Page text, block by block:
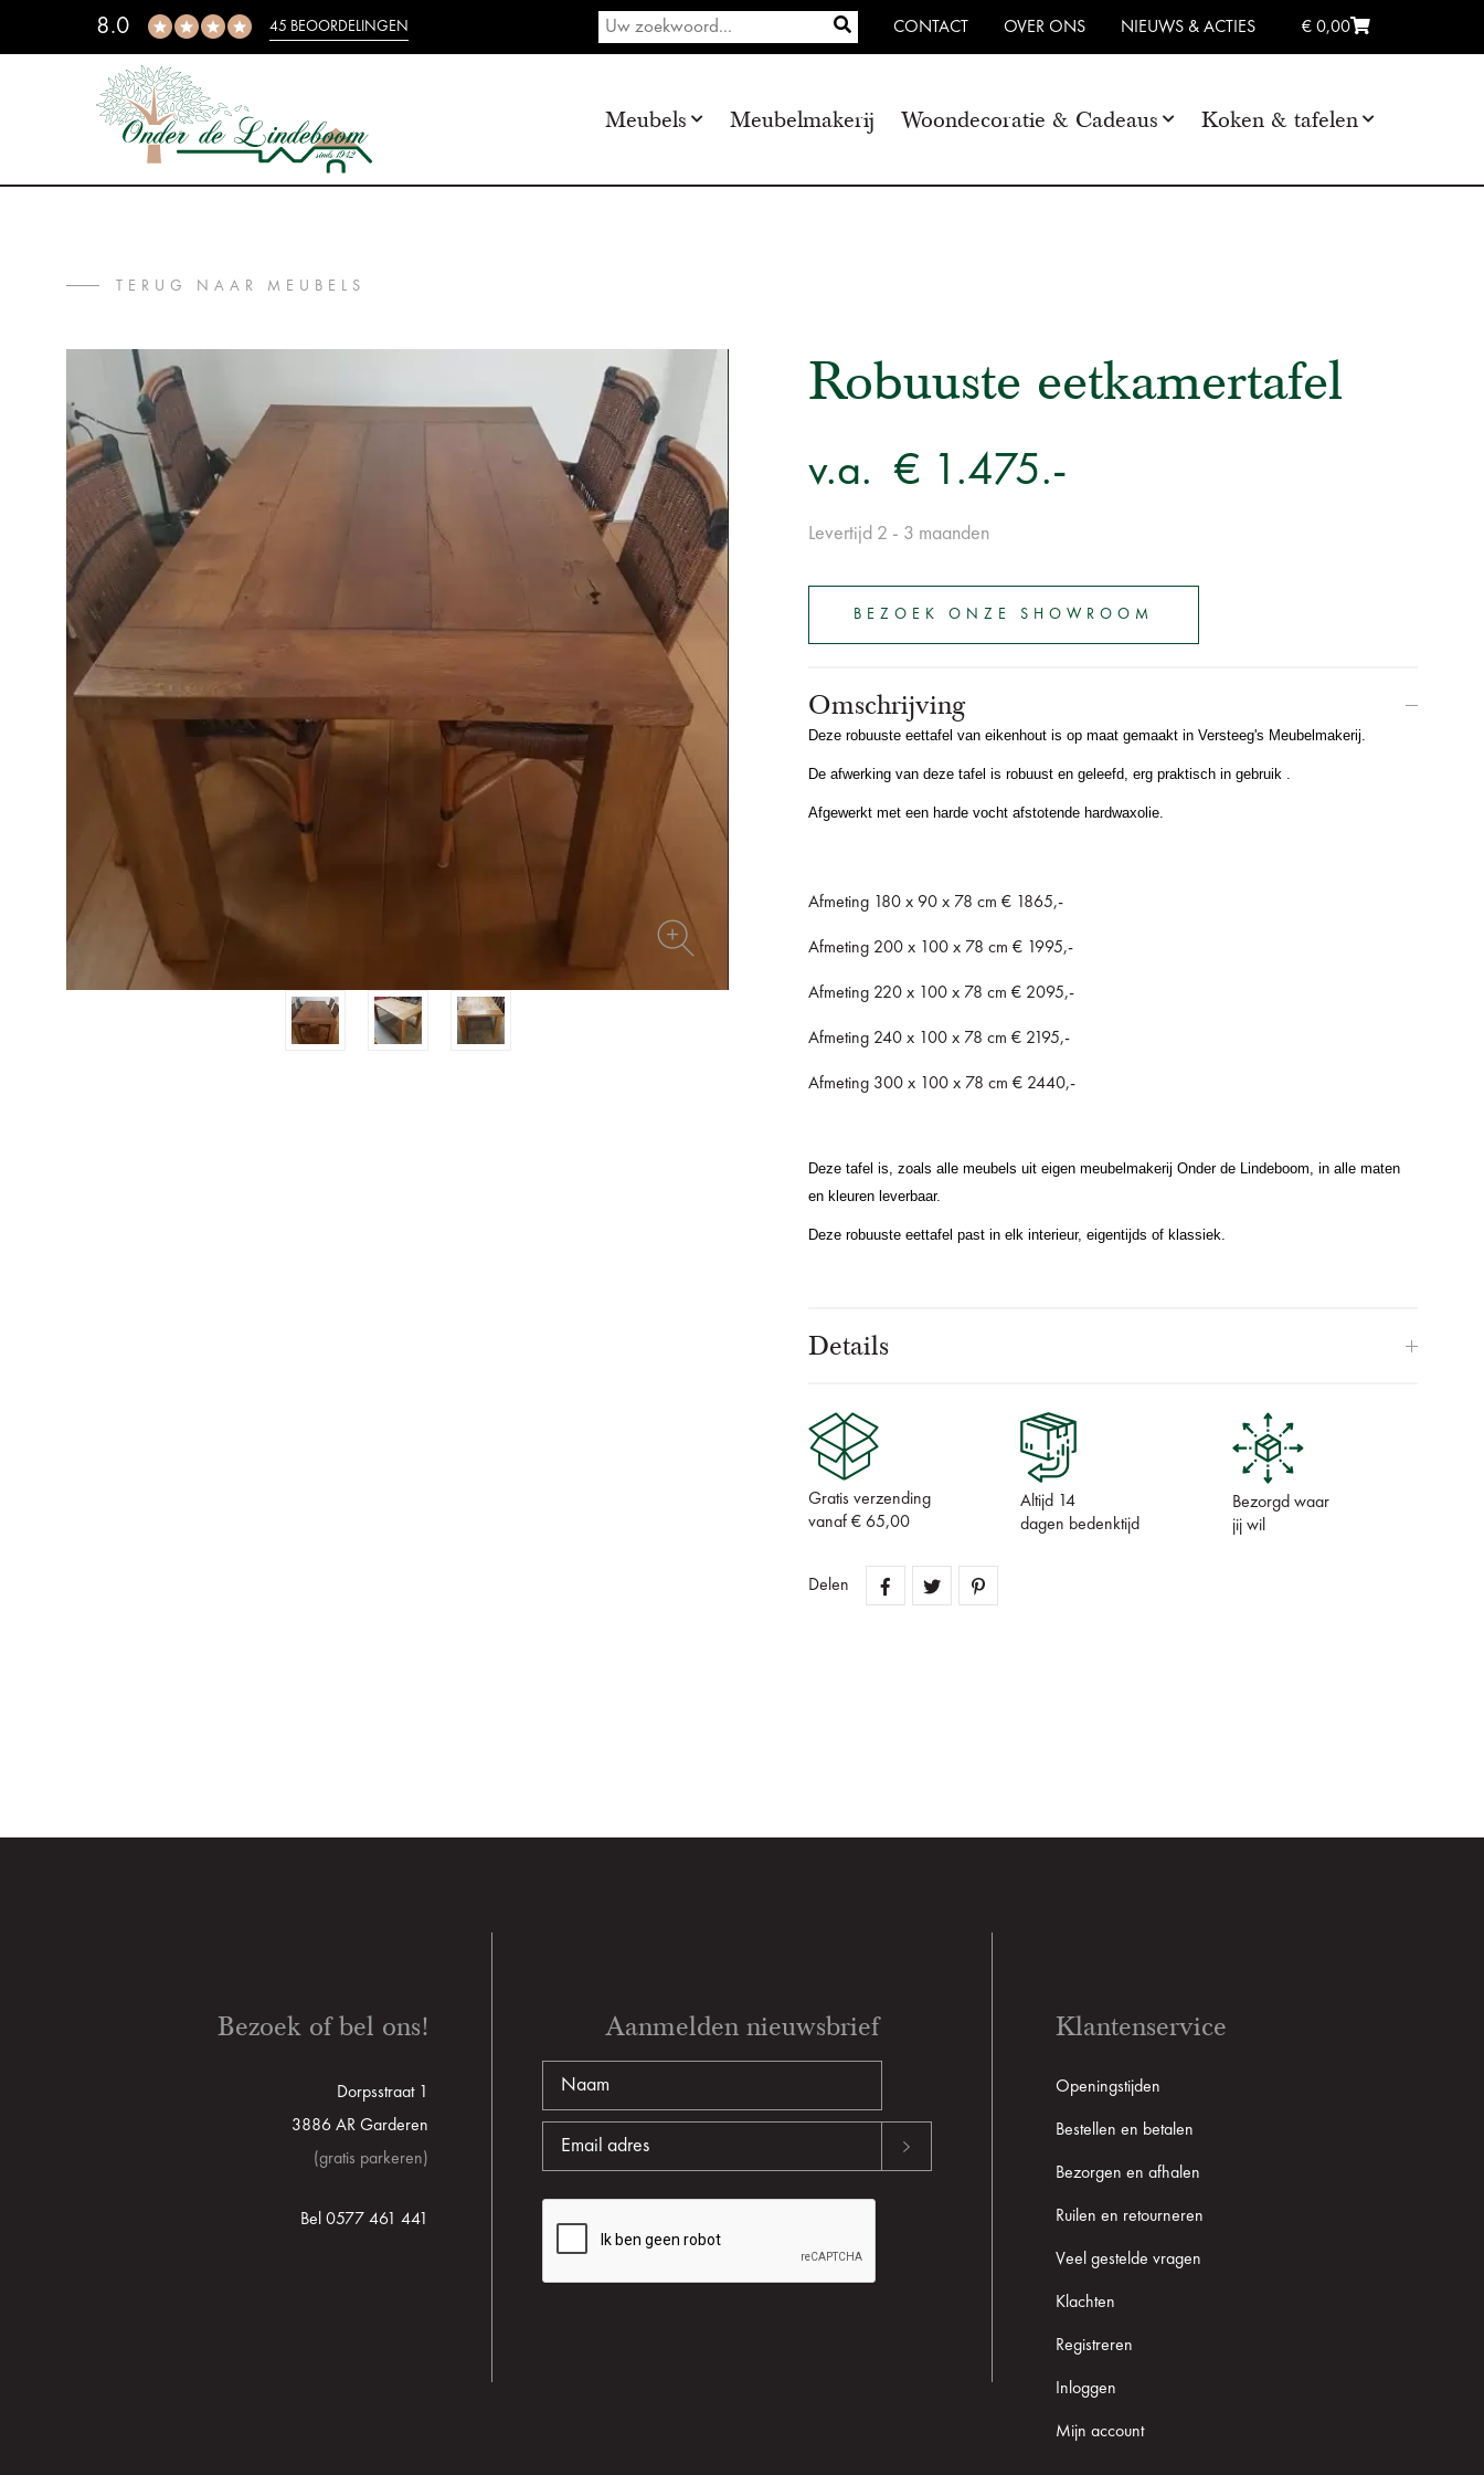
8.0 45 BEOORDELINGEN CONTACT OVER ONS NIEUWS & ACTIES € 0,00
Meubels Meubelmakerij Woondecoratie & Cadeaus Koken & tafelen
TERUG NAAR MEUBELS
Robuuste eetkamertafel
v.a.€ 1.475.-
Levertijd 2 - 3 maanden
BEZOEK ONZE SHOWROOM
Omschrijving
Deze robuuste eettafel van eikenhout is op maat gemaakt in Versteeg's Meubelmakerij.
De afwerking van deze tafel is robuust en geleefd, erg praktisch in gebruik .
Afgewerkt met een harde vocht afstotende hardwaxolie.
Afmeting 180 x 90 x 78 cm € 1865,-
Afmeting 200 x 100 x 78 cm € 1995,-
Afmeting 220 x 100 x 78 cm € 2095,-
Afmeting 240 x 100 x 78 cm € 2195,-
Afmeting 300 x 100 x 78 cm € 2440,-
Deze tafel is, zoals alle meubels uit eigen meubelmakerij Onder de Lindeboom, in alle maten
en kleuren leverbaar.
Deze robuuste eettafel past in elk interieur, eigentijds of klassiek.
Details
Gratis verzending
vanaf € 65,00
Altijd 14
dagen bedenktijd
Bezorgd waar
jij wil
Delen
Aanmelden nieuwsbrief
Bezoek of bel ons!
Dorpsstraat 1
3886 AR Garderen
(gratis parkeren)
Bel 0577 461 441
Klantenservice
Openingstijden
Bestellen en betalen
Bezorgen en afhalen
Ruilen en retourneren
Veel gestelde vragen
Klachten
Registreren
Inloggen
Mijn account